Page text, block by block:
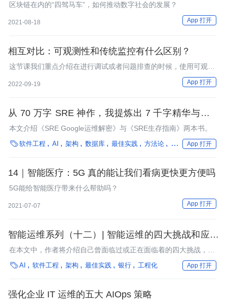
区块链在内的“四驾马车”，如何推动数字社会的发展？
2021-08-18 App 打开
相互对比：可观测性和传统监控有什么区别？
这节课我们重点介绍在进行调试或者问题排查的时候，使用可观测
性工具和使用传统监控工具有什么不同。通过这种对比，相信你可
以更好地理解可观测性和传统监控的区别。
2022-09-19 App 打开
从 70 万字 SRE 神作，我提炼出 7 千字精华与君共
勉
本文介绍《SRE Google运维解密》与《SRE生存指南》两本书。
软件工程 AI 架构 数据库 最佳实践 方法论 性能优化 编程语
App 打开
14｜智能医疗：5G 真的能让我们看病更快更方便吗
5G能给智能医疗带来什么帮助吗？
2021-07-07 App 打开
智能运维系列（十二）| 智能运维的四大挑战和应对
之道
在本文中，作者将介绍自己曾面临过或正在面临着的四大挑战，同
时也会分享一些解决办法及经验。
AI 软件工程 架构 最佳实践 银行 工程化 App 打开
强化企业 IT 运维的五大 AIOps 策略